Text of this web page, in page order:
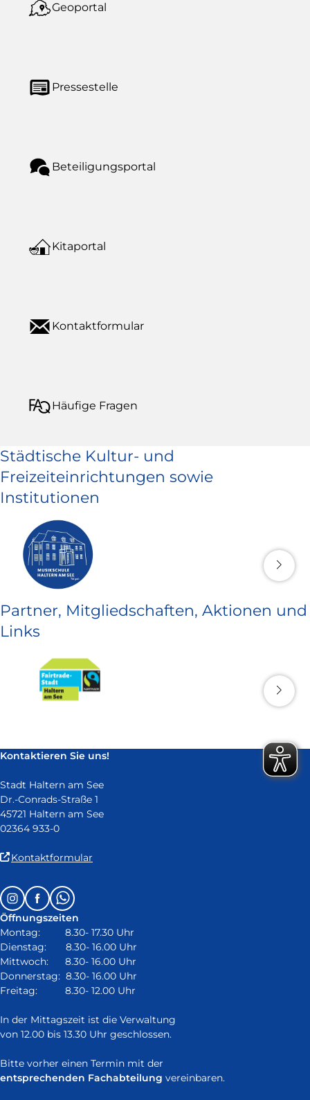
Geoportal
Pressestelle
Beteiligungsportal
Kitaportal
Kontaktformular
Häufige Fragen
Städtische Kultur- und
Freizeiteinrichtungen sowie
Institutionen
Partner, Mitgliedschaften, Aktionen und
Links
Kontaktieren Sie uns!
Stadt Haltern am See
Dr.-Conrads-Straße 1
45721 Haltern am See
02364 933-0
Kontaktformular
in
neuem
Fenster)
Follow
us
on:
InstagramFacebookWhatsapp
Öffnungszeiten
Montag: 8.30- 17.30 Uhr
Dienstag: 8.30- 16.00 Uhr
Mittwoch: 8.30- 16.00 Uhr
Donnerstag: 8.30- 16.00 Uhr
Freitag: 8.30- 12.00 Uhr
In der Mittagszeit ist die Verwaltung
von 12.00 bis 13.30 Uhr geschlossen.
Bitte vorher einen Termin mit der
entsprechenden Fachabteilung vereinbaren.